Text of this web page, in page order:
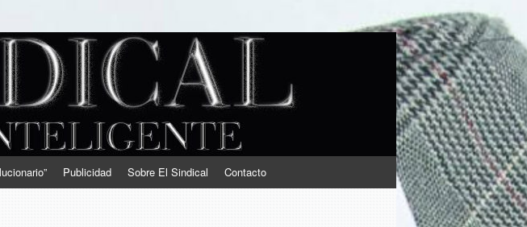
Publicidad Sobre El Sindical Contacto